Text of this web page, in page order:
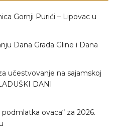
Gornji Purići – Lipovac u
Dana Grada Gline i Dana
učestvovanje na sajamskoj
DANI
ovaca“ za 2026.